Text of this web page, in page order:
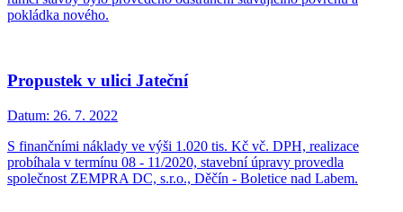
pokládka nového.
Propustek v ulici Jateční
Datum: 26. 7. 2022
S finančními náklady ve výši 1.020 tis. Kč vč. DPH, realizace
probíhala v termínu 08 - 11/2020, stavební úpravy provedla
společnost ZEMPRA DC, s.r.o., Děčín - Boletice nad Labem.